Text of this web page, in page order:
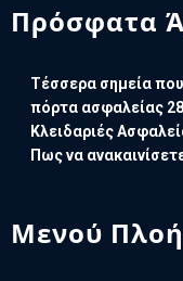
Πρόσφατα
Τέσσερα σημεία
πόρτα ασφαλείας
Κλειδαριές
Πως να
Μενού